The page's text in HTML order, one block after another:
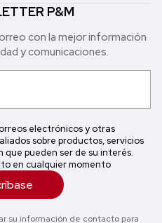
P&M
con la mejor in formación
y comunicaciones.
electrónicos y otras
sobre productos, servicios
que pueden ser de su interés.
en cualquier momento
su información de contacto para